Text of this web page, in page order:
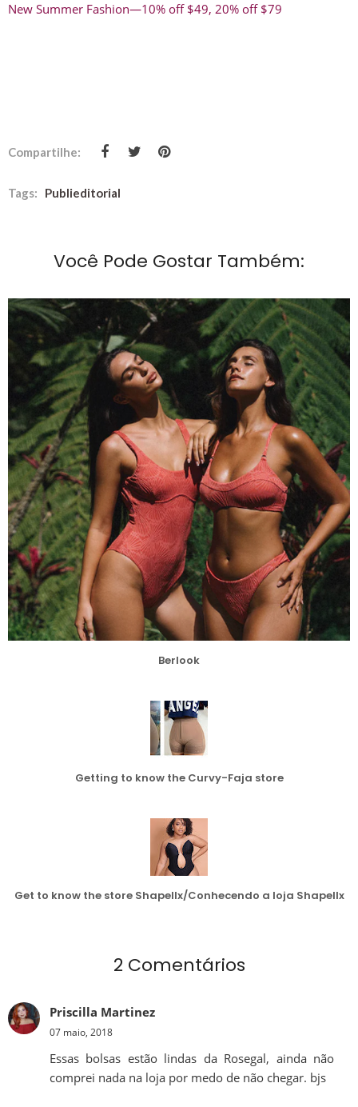
New Summer Fashion—10% off $49, 20% off $79
Compartilhe:
Tags: Publieditorial
Você Pode Gostar Também:
Berlook
Getting to know the Curvy-Faja store
Get to know the store Shapellx/Conhecendo a loja Shapellx
2 Comentários
Priscilla Martinez
07 maio, 2018
Essas bolsas estão lindas da Rosegal, ainda não
comprei nada na loja por medo de não chegar. bjs